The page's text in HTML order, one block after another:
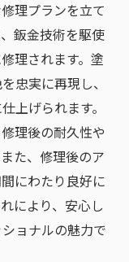
理プランを立て
鈑金技術を駆使
理されます。塗
忠実に再現し、
上げられます。
理後の耐久性や
た、修理後のア
にわたり良好に
により、安心し
ョナルの魅力で